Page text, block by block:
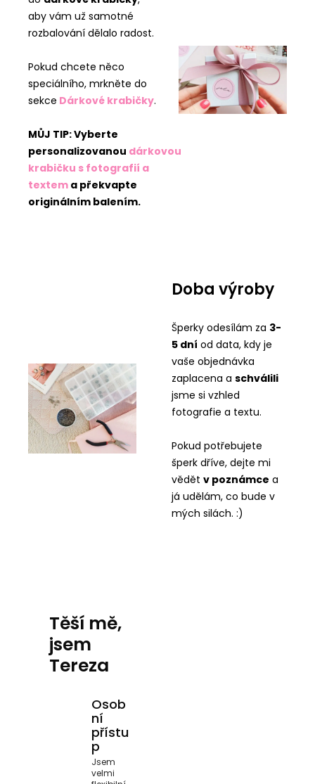
aby vám už samotné
rozbalování dělalo radost.
Pokud chcete něco
speciálního, mrkněte do
sekce Dárkové krabičky.
MŮJ TIP: Vyberte
personalizovanou dárkovou
krabičku s fotografií a
textem a překvapte
originálním balením.
Doba výroby
Šperky odesílám za 3-
5 dní od data, kdy je
vaše objednávka
zaplacena a schválili
jsme si vzhled
fotografie a textu.
Pokud potřebujete
šperk dříve, dejte mi
vědět v poznámce a
já udělám, co bude v
mých silách. :)
Těší mě,
jsem
Tereza
Osob
ní
přístu
p
Jsem
velmi